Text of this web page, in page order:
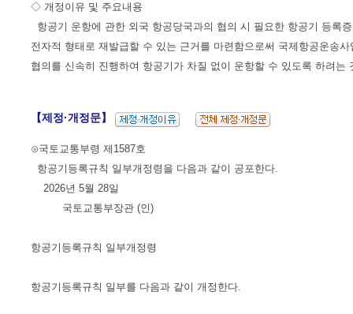
◇ 개정이유 및 주요내용
항공기 운항에 관한 외국 항공당국과의 협의 시 필요한 항공기 등록
전자적 형태로 재발급할 수 있는 근거를 마련함으로써 국제항공운송
협의를 신속히 진행하여 항공기가 차질 없이 운항할 수 있도록 하려는
【제정·개정문】
⊙국토교통부령 제1587호
항공기등록규칙 일부개정령을 다음과 같이 공포한다.
2026년 5월 28일
국토교통부장관 (인)
항공기등록규칙 일부개정령
항공기등록규칙 일부를 다음과 같이 개정한다.